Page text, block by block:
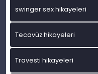
swinger sex hikayeleri
Tecavüz hikayeleri
Travesti hikayeleri